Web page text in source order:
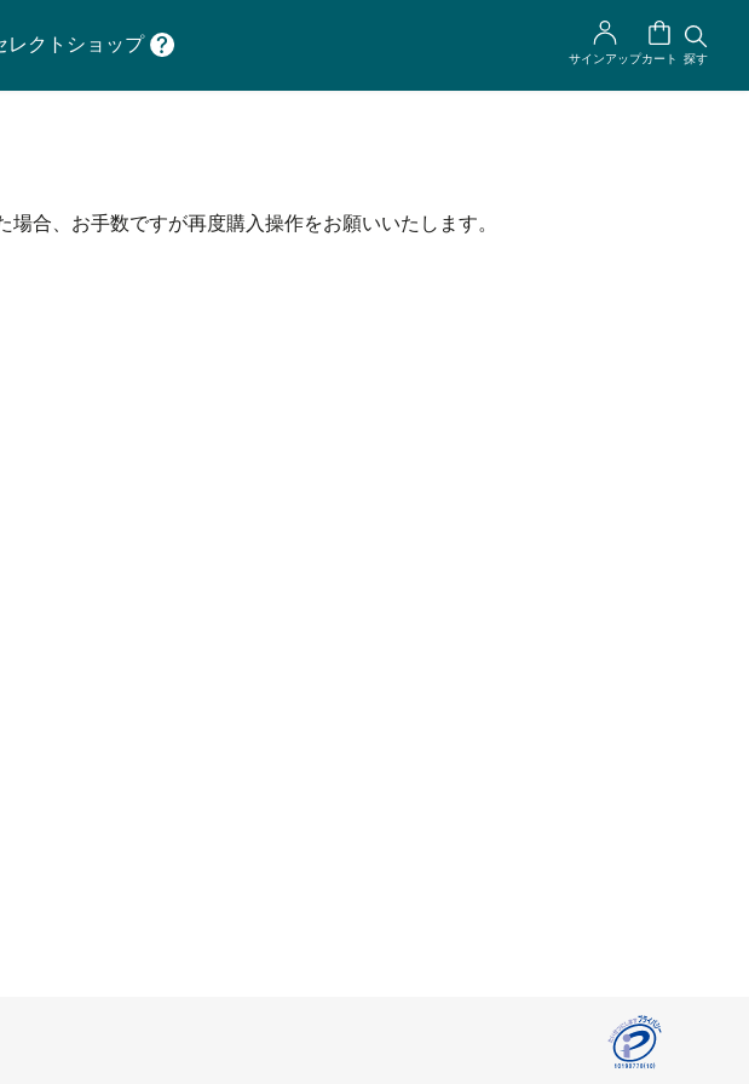
レクトショップ
サインアップカート 探す
合、お手数ですが再度購入操作をお願いいたします。